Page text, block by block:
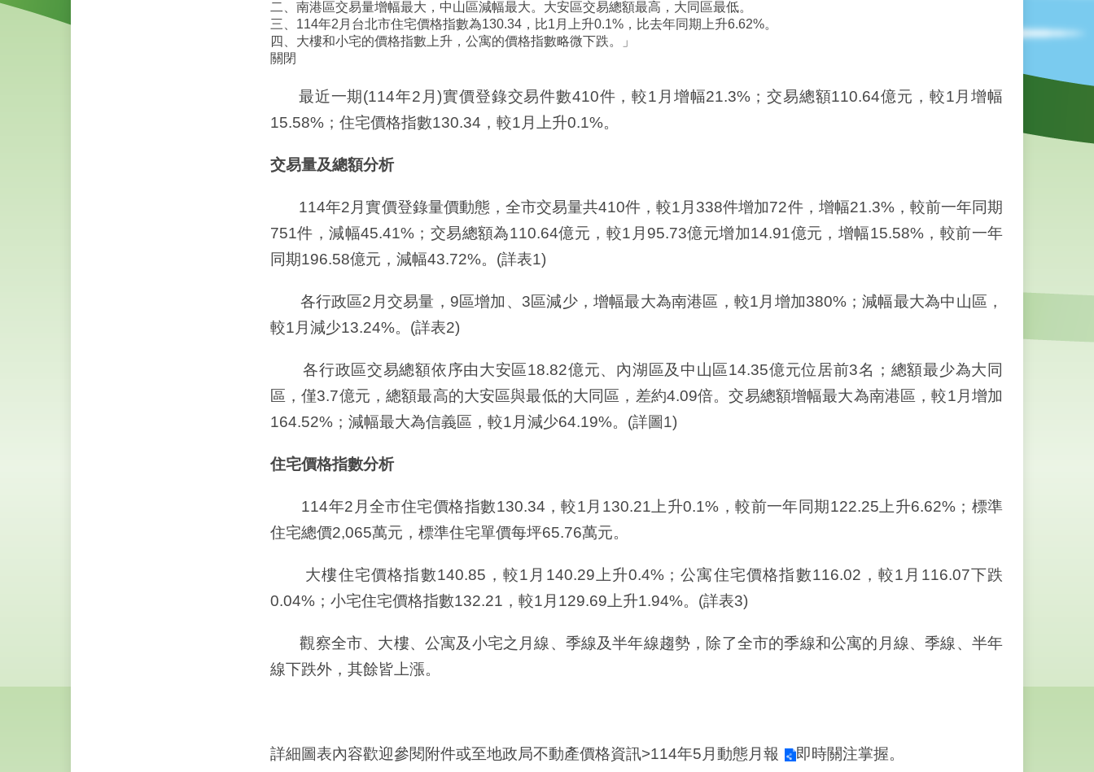
二、南港區交易量增幅最大，中山區減幅最大。大安區交易總額最高，大同區最低。
三、114年2月台北市住宅價格指數為130.34，比1月上升0.1%，比去年同期上升6.62%。
四、大樓和小宅的價格指數上升，公寓的價格指數略微下跌。」
關閉
最近一期(114年2月)實價登錄交易件數410件，較1月增幅21.3%；交易總額110.64億元，較1月增幅
15.58%；住宅價格指數130.34，較1月上升0.1%。
交易量及總額分析
114年2月實價登錄量價動態，全市交易量共410件，較1月338件增加72件，增幅21.3%，較前一年同期
751件，減幅45.41%；交易總額為110.64億元，較1月95.73億元增加14.91億元，增幅15.58%，較前一年
同期196.58億元，減幅43.72%。(詳表1)
各行政區2月交易量，9區增加、3區減少，增幅最大為南港區，較1月增加380%；減幅最大為中山區，
較1月減少13.24%。(詳表2)
各行政區交易總額依序由大安區18.82億元、內湖區及中山區14.35億元位居前3名；總額最少為大同
區，僅3.7億元，總額最高的大安區與最低的大同區，差約4.09倍。交易總額增幅最大為南港區，較1月增加
164.52%；減幅最大為信義區，較1月減少64.19%。(詳圖1)
住宅價格指數分析
114年2月全市住宅價格指數130.34，較1月130.21上升0.1%，較前一年同期122.25上升6.62%；標準
住宅總價2,065萬元，標準住宅單價每坪65.76萬元。
大樓住宅價格指數140.85，較1月140.29上升0.4%；公寓住宅價格指數116.02，較1月116.07下跌
0.04%；小宅住宅價格指數132.21，較1月129.69上升1.94%。(詳表3)
觀察全市、大樓、公寓及小宅之月線、季線及半年線趨勢，除了全市的季線和公寓的月線、季線、半年
線下跌外，其餘皆上漲。
詳細圖表內容歡迎參閱附件或至地政局不動產價格資訊>114年5月動態月報 即時關注掌握。